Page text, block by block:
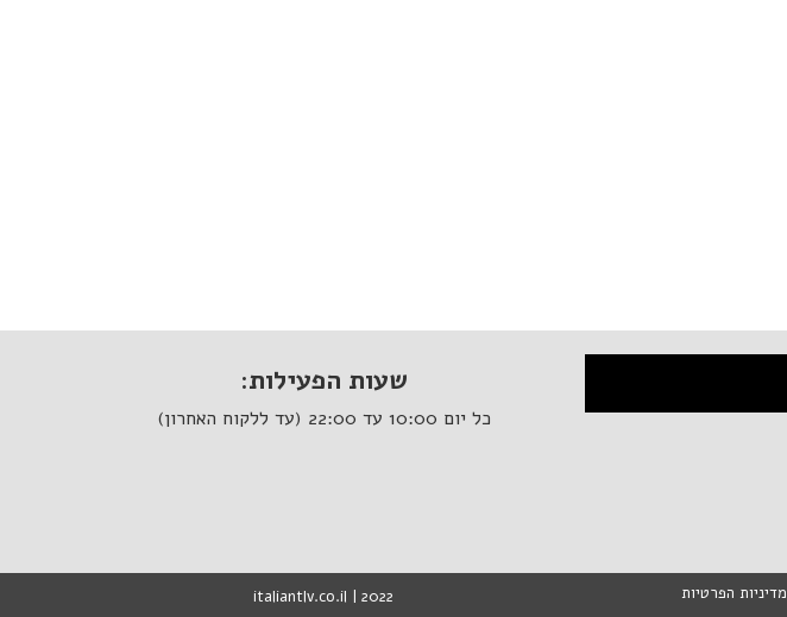
שעות הפעילות:
כל יום 10:00 עד 22:00 (עד ללקוח האחרון)
italiantlv.co.il | 2022 מדיניות הפרטיות